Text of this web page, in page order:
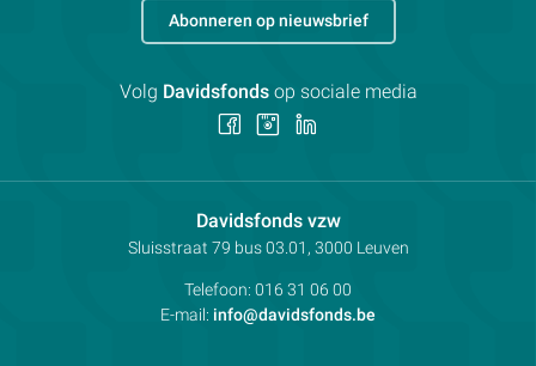
Davidsfonds vzwContactpersoon:
Adres:
Sluisstraat 79 bus 03.01, 3000 Leuven
Telefoon: 016 31 06 00
E-mail: info@davidsfonds.be
Abonneren op nieuwsbrief
Volg Davidsfondsop sociale media
Volg Volg